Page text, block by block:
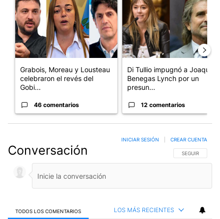
Grabois, Moreau y Lousteau
celebraron el revés del
Gobi...
46 comentarios
Di Tullio impugnó a Joaquín
Benegas Lynch por un
presun...
12 comentarios
Conversación SIGA ESTA
SEGUIR
INICIAR SESIÓN CREAR CUENTA
TODOS LOS COMENTARIOS LOS MÁS RECIENTES